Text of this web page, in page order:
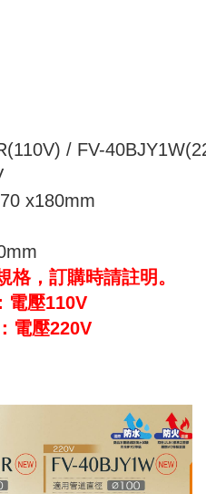
/ FV-
x180mm
格，訂購時請註明。
電壓110V
電壓220V